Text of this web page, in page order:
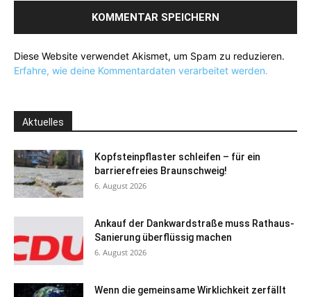
Diese Website verwendet Akismet, um Spam zu reduzieren.
Erfahre, wie deine Kommentardaten verarbeitet werden.
Aktuelles
Kopfsteinpflaster schleifen – für ein
barrierefreies Braunschweig!
6. August 2026
Ankauf der Dankwardstraße muss Rathaus-
Sanierung überflüssig machen
6. August 2026
Wenn die gemeinsame Wirklichkeit zerfällt